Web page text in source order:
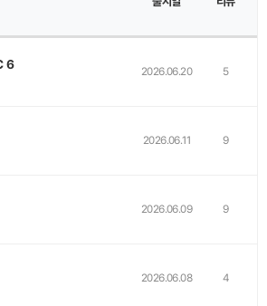
6 2026.06.20 5
2026.06.11 9
2026.06.09 9
2026.06.08 4